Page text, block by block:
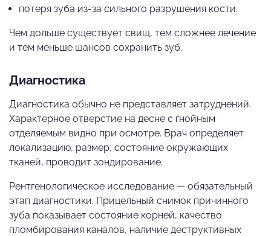
потеря зуба из-за сильного разрушения кости.
Чем дольше существует свищ, тем сложнее лечение
и тем меньше шансов сохранить зуб.
Диагностика
Диагностика обычно не представляет затруднений.
Характерное отверстие на десне с гнойным
отделяемым видно при осмотре. Врач определяет
локализацию, размер, состояние окружающих
тканей, проводит зондирование.
Рентгенологическое исследование — обязательный
этап диагностики. Прицельный снимок причинного
зуба показывает состояние корней, качество
пломбирования каналов, наличие деструктивных